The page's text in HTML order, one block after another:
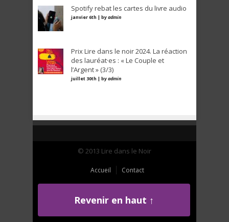
Spotify rebat les cartes du livre audio
janvier 6th | byadmin
Prix Lire dans le noir 2024. La réaction
des lauréat·es : « Le Couple et
l’Argent » (3/3)
juillet 30th | byadmin
© 2013 Lire dans le Noir
Accueil Contact
Revenir en haut ↑